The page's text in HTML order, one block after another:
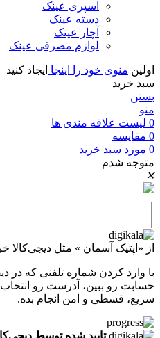
اسپری عینک
دسته عینک
آچار عینک
لوازم مصرفی عینک
اولین منوی خود را اینجا ایجاد کنید
سبد خرید
بستن
منو
0 لیست علاقه مندی ها
0 مقايسه
0 مورد سبد خرید
متوجه شدم
✕
|
از «اپتیک آسمان » مثل دیجی‌کالا
با وارد کردن شماره تلفنی که در
حسابت رو ببین، آدرست رو
سریع، قسطی و امن انجام بده.